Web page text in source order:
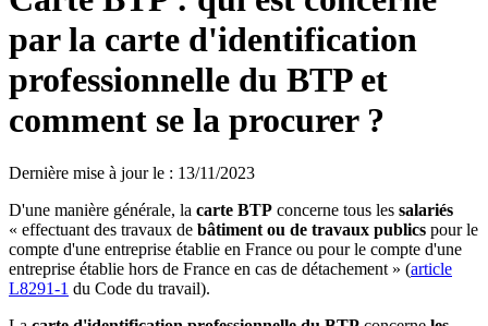
par la carte d'identification
professionnelle du BTP et
comment se la procurer ?
Dernière mise à jour le : 13/11/2023
D'une manière générale, la carte BTP concerne tous les salariés
« effectuant des travaux de bâtiment ou de travaux publics pour le
compte d'une entreprise établie en France ou pour le compte d'une
entreprise établie hors de France en cas de détachement » (article
L8291-1 du Code du travail).